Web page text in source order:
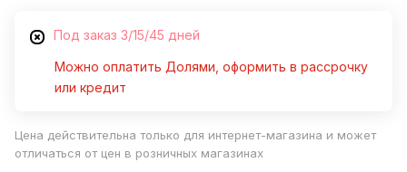
Под заказ 3/15/45 дней
Можно оплатить Долями, оформить в рассрочку
или кредит
Цена действительна только для интернет-магазина и может
отличаться от цен в розничных магазинах